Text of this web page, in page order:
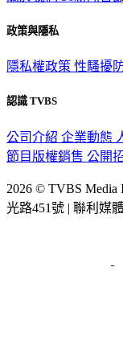
政策與隱私
隱私權政策 性騷擾
認識 TVBS
公司介紹 企業動態
節目版權銷售 公開
2026 © TVBS Media
光路451號 | 聯利媒